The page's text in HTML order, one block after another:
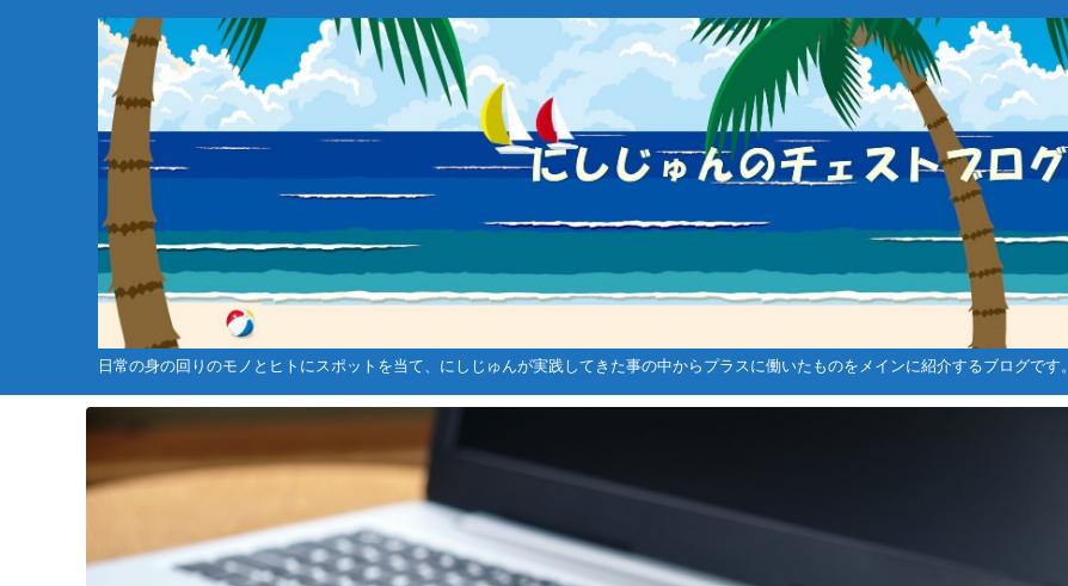
日常の身の回りのモノとヒトにスポットを当て、にしじゅんが実践してきた事の中からプラスに働いたものをメインに紹介するブログです。
ゴルフ関連